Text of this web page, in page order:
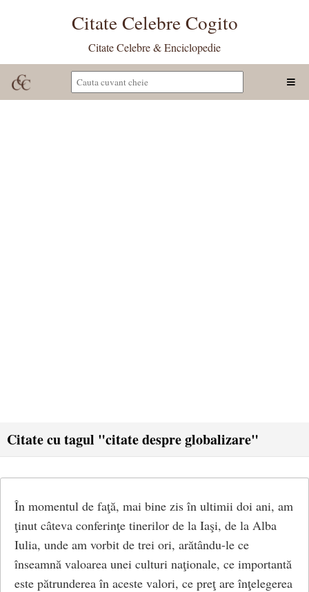
Citate Celebre Cogito
Citate Celebre & Enciclopedie
Citate cu tagul "citate despre globalizare"
În momentul de faţă, mai bine zis în ultimii doi ani, am
ţinut câteva conferinţe tinerilor de la Iaşi, de la Alba
Iulia, unde am vorbit de trei ori, arătându-le ce
înseamnă valoarea unei culturi naţionale, ce importantă
este pătrunderea în aceste valori, ce preţ are înţelegerea